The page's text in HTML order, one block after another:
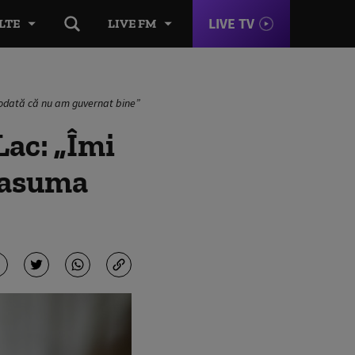
LIVE FM LIVE TV
că nu am guvernat bine”
„Îmi